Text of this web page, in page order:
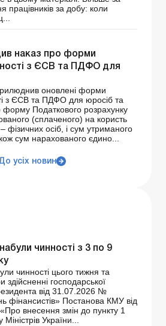
за добу: коли
наказ про форми
з ЄСВ та ПДФО для
оновлені форми
з ЄСВ та ПДФО для юросіб та
Податкового розрахунку
(сплаченого) на користь
– фізичних осіб, і сум утриманого
сум нарахованого єдино...
усіх новин
чинності з 3 по 9
чинності цього тижня та
здійсненні господарської
від 31.07.2026 №
фінансистів» Постанова КМУ від
внесення змін до пункту 1
України...